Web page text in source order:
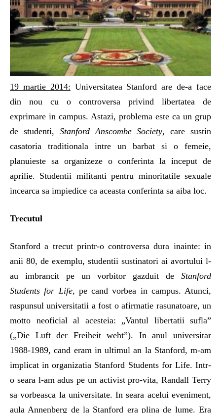
19 martie 2014: Universitatea Stanford are de-a face
din nou cu o controversa privind libertatea de
exprimare in campus. Astazi, problema este ca un grup
de studenti, Stanford Anscombe Society, care sustin
casatoria traditionala intre un barbat si o femeie,
planuieste sa organizeze o conferinta la inceput de
aprilie. Studentii militanti pentru minoritatile sexuale
incearca sa impiedice ca aceasta conferinta sa aiba loc.
Trecutul
Stanford a trecut printr-o controversa dura inainte: in
anii 80, de exemplu, studentii sustinatori ai avortului l-
au imbrancit pe un vorbitor gazduit de Stanford
Students for Life, pe cand vorbea in campus. Atunci,
raspunsul universitatii a fost o afirmatie rasunatoare, un
motto neoficial al acesteia: „Vantul libertatii sufla”
(„Die Luft der Freiheit weht”). In anul universitar
1988-1989, cand eram in ultimul an la Stanford, m-am
implicat in organizatia Stanford Students for Life. Intr-
o seara l-am adus pe un activist pro-vita, Randall Terry
sa vorbeasca la universitate. In seara acelui eveniment,
aula Annenberg de la Stanford era plina de lume. Era